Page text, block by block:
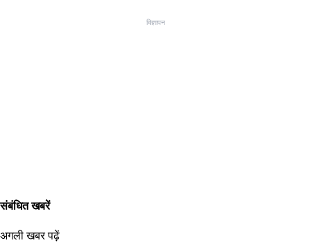
विज्ञापन
संबंधित खबरें
अगली खबर पढ़ें